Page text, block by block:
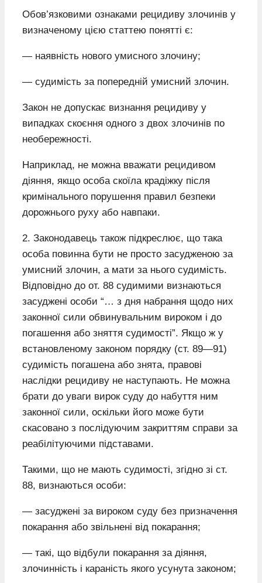
Обов’язковими ознаками рецидиву злочинів у
визначеному цією статтею понятті є:
— наявність нового умисного злочину;
— судимість за попередній умисний злочин.
Закон не допускає визнання рецидиву у
випадках скоєння одного з двох злочинів по
необережності.
Наприклад, не можна вважати рецидивом
діяння, якщо особа скоїла крадіжку після
кримінального порушення правил безпеки
дорожнього руху або навпаки.
2. Законодавець також підкреслює, що така
особа повинна бути не просто засудженою за
умисний злочин, а мати за нього судимість.
Відповідно до от. 88 судимими визнаються
засуджені особи “… з дня набрання щодо них
законної сили обвинувальним вироком і до
погашення або зняття судимості”. Якщо ж у
встановленому законом порядку (ст. 89—91)
судимість погашена або знята, правові
наслідки рецидиву не наступають. Не можна
брати до уваги вирок суду до набуття ним
законної сили, оскільки його може бути
скасовано з послідуючим закриттям справи за
реабілітуючими підставами.
Такими, що не мають судимості, згідно зі ст.
88, визнаються особи:
— засуджені за вироком суду без призначення
покарання або звільнені від покарання;
— такі, що відбули покарання за діяння,
злочинність і караність якого усунута законом;